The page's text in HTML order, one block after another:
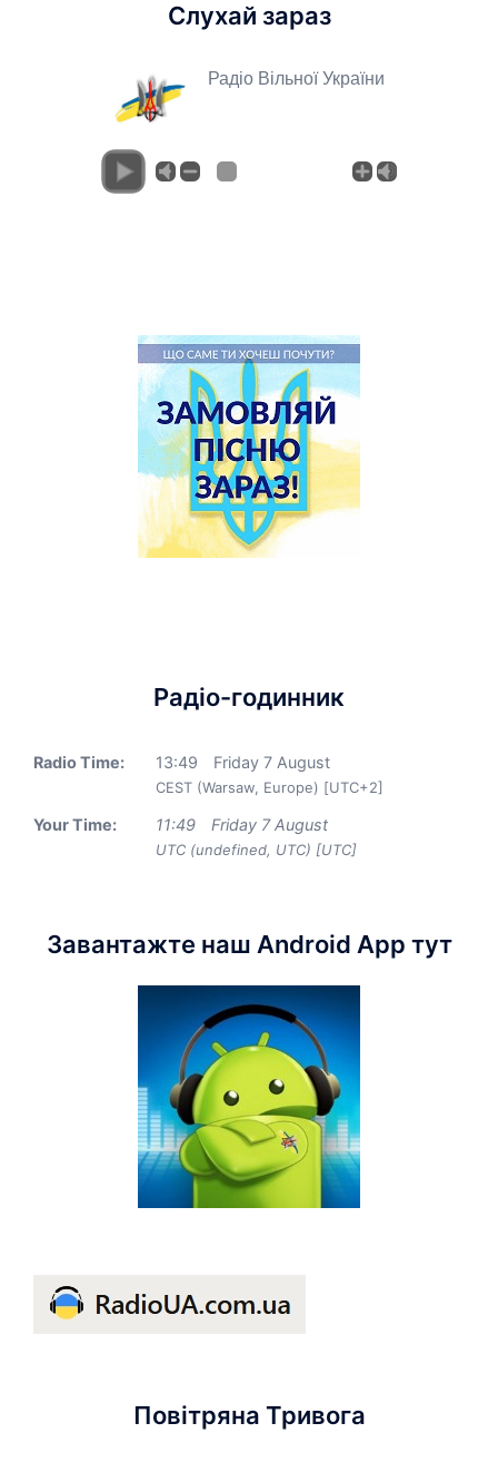
Слухай зараз
Радіо Вільної України
Радіо-годинник
Radio Time: 13:49 Friday 7 August
CEST (Warsaw, Europe) [UTC+2]
Your Time: 11:49 Friday 7 August
UTC (undefined, UTC) [UTC]
Завантажте наш Android App тут
Повітряна Тривога